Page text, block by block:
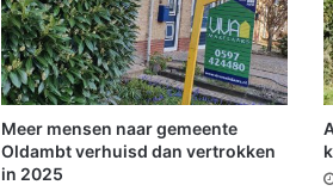
t
e
k
o
o
p
Meer mensen naar gemeente
Oldambt verhuisd dan vertrokken
in 2025